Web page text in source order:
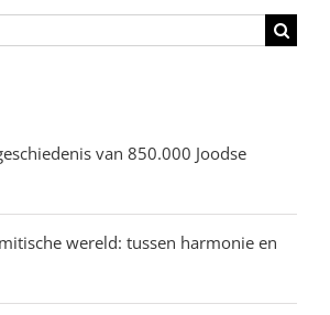
van 850.000 Joodse
wereld: tussen harmonie en